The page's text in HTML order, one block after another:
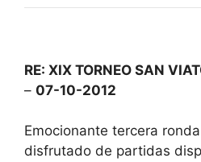
RE: XIX TORNEO SAN
– 07-10-2012
Emocionante tercera
disfrutado de partidas